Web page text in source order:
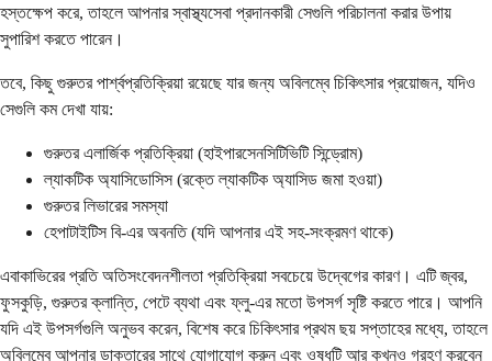
হস্তক্ষেপ করে, তাহলে আপনার স্বাস্থ্যসেবা প্রদানকারী সেগুলি পরিচালনা করার উপায়
সুপারিশ করতে পারেন।
তবে, কিছু গুরুতর পার্শ্বপ্রতিক্রিয়া রয়েছে যার জন্য অবিলম্বে চিকিৎসার প্রয়োজন, যদিও
সেগুলি কম দেখা যায়:
গুরুতর এলার্জিক প্রতিক্রিয়া (হাইপারসেনসিটিভিটি সিন্ড্রোম)
ল্যাকটিক অ্যাসিডোসিস (রক্তে ল্যাকটিক অ্যাসিড জমা হওয়া)
গুরুতর লিভারের সমস্যা
হেপাটাইটিস বি-এর অবনতি (যদি আপনার এই সহ-সংক্রমণ থাকে)
এবাকাভিরের প্রতি অতিসংবেদনশীলতা প্রতিক্রিয়া সবচেয়ে উদ্বেগের কারণ। এটি জ্বর,
ফুসকুড়ি, গুরুতর ক্লান্তি, পেটে ব্যথা এবং ফ্লু-এর মতো উপসর্গ সৃষ্টি করতে পারে। আপনি
যদি এই উপসর্গগুলি অনুভব করেন, বিশেষ করে চিকিৎসার প্রথম ছয় সপ্তাহের মধ্যে, তাহলে
অবিলম্বে আপনার ডাক্তারের সাথে যোগাযোগ করুন এবং ওষুধটি আর কখনও গ্রহণ করবেন